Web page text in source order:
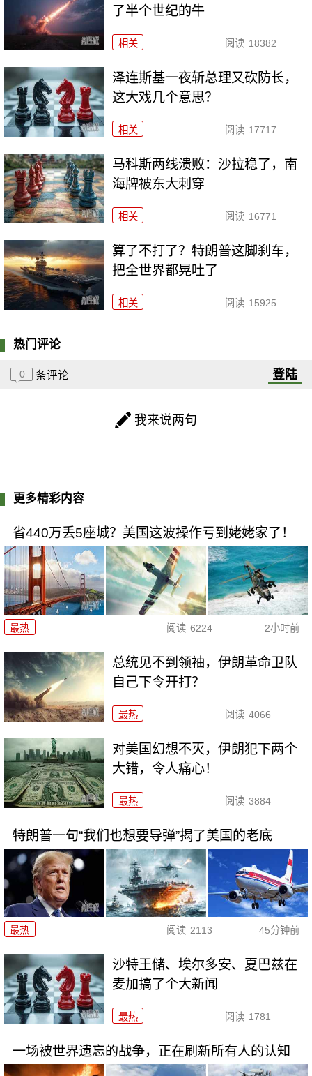
了半个世纪的牛
相关 阅读 18382
泽连斯基一夜斩总理又砍防长，
这大戏几个意思？
相关 阅读 17717
马科斯两线溃败：沙拉稳了，南
海牌被东大刺穿
相关 阅读 16771
算了不打了？特朗普这脚刹车，
把全世界都晃吐了
相关 阅读 15925
热门评论
0 条评论 登陆
我来说两句
更多精彩内容
省440万丢5座城？美国这波操作亏到姥姥家了！
最热 阅读 6224 2小时前
总统见不到领袖，伊朗革命卫队
自己下令开打？
最热 阅读 4066
对美国幻想不灭，伊朗犯下两个
大错，令人痛心！
最热 阅读 3884
特朗普一句“我们也想要导弹”揭了美国的老底
最热 阅读 2113 45分钟前
沙特王储、埃尔多安、夏巴兹在
麦加搞了个大新闻
最热 阅读 1781
一场被世界遗忘的战争，正在刷新所有人的认知